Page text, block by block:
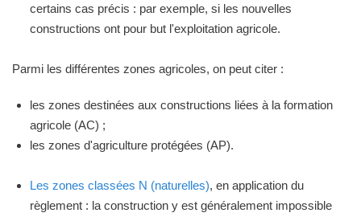
certains cas précis : par exemple, si les nouvelles
constructions ont pour but l'exploitation agricole.
Parmi les différentes zones agricoles, on peut citer :
les zones destinées aux constructions liées à la formation
agricole (AC) ;
les zones d'agriculture protégées (AP).
Les zones classées N (naturelles), en application du
règlement : la construction y est généralement impossible